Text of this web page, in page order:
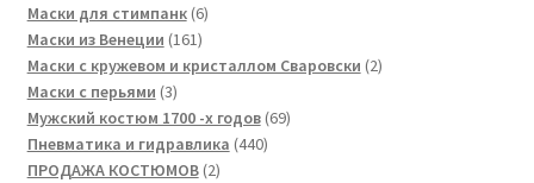
Маски для стимпанк 66
Маски из Венеции 161161
товар
Маски с кружевом и кристаллом Сваровски 22
Маски с перьями 33
товара
Мужский костюм 1700 -х годов 6969
Пневматика и гидравлика 440440
ПРОДАЖА КОСТЮМОВ 22